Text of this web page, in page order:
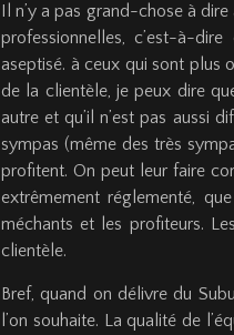
Il n’y a pas grand-chose à
professionnelles, c’est-à-
aseptisé. à ceux qui sont plus
de la clientèle, je peux dire
autre et qu’il n’est pas aussi
sympas (même des très
profitent. On peut leur faire
extrêmement réglementé,
méchants et les profiteurs.
clientèle.
Bref, quand on délivre du
l’on souhaite. La qualité de